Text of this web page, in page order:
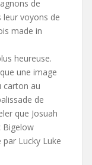
de
voyons de
made in
heureuse.
une image
carton au
de
que Josuah
Bigelow
par Lucky Luke